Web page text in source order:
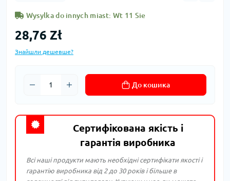
Wysylka do innych miast: Wt 11 Sie
28,76 Zł
Знайшли дешевше?
До кошика
Сертифікована якість і
гарантія виробника
Всі наші продукти мають необхідні сертифікати якості і
гарантію виробника від 2 до 30 років і більше в